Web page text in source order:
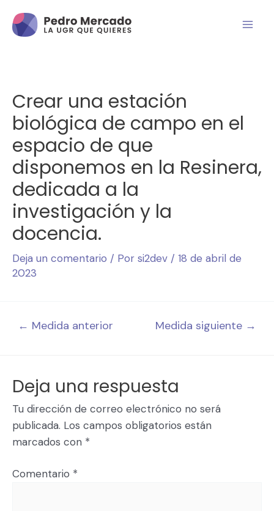
Crear una estación
biológica de campo en el
espacio de que
disponemos en la Resinera,
dedicada a la
investigación y la
docencia.
Deja un comentario / Por si2dev / 18 de abril de
2023
← Medida anterior Medida siguiente →
Deja una respuesta
Tu dirección de correo electrónico no será
publicada. Los campos obligatorios están
marcados con *
Comentario *